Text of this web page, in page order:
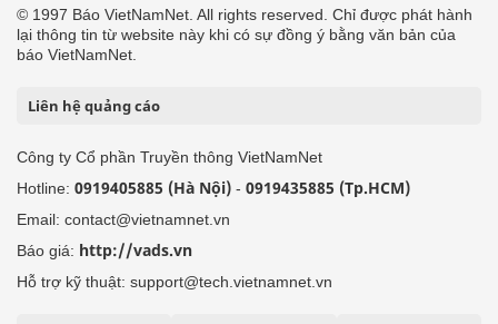
© 1997 Báo VietNamNet. All rights reserved. Chỉ được phát hành
lại thông tin từ website này khi có sự đồng ý bằng văn bản của
báo VietNamNet.
Liên hệ quảng cáo
Công ty Cổ phần Truyền thông VietNamNet
Hotline: 0919405885 (Hà Nội) - 0919435885 (Tp.HCM)
Email: contact@vietnamnet.vn
Báo giá: http://vads.vn
Hỗ trợ kỹ thuật: support@tech.vietnamnet.vn